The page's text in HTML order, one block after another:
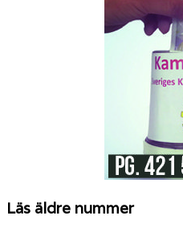
Läs äldre nummer